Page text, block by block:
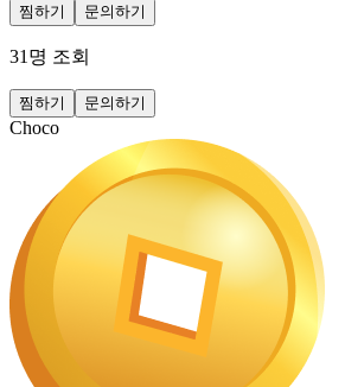
찜하기 문의하기
31 명 조회
찜하기 문의하기
Choco